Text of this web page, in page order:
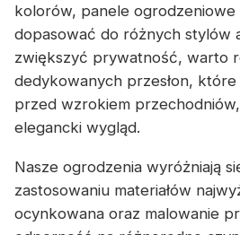
kolorów, panele ogrodzeniowe
dopasować do różnych stylów
zwiększyć prywatność, warto
dedykowanych przesłon,
przed wzrokiem przechodniów,
elegancki wygląd.
Nasze ogrodzenia wyróżniają
zastosowaniu materiałów
ocynkowana oraz malowanie